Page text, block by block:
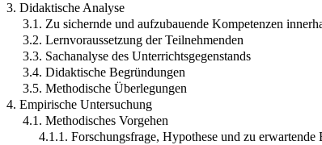
3. Didaktische Analyse
3.1. Zu sichernde und aufzubauende Kompetenzen
3.2. Lernvoraussetzung der Teilnehmenden
3.3. Sachanalyse des Unterrichtsgegenstands
3.4. Didaktische Begründungen
3.5. Methodische Überlegungen
4. Empirische Untersuchung
4.1. Methodisches Vorgehen
4.1.1. Forschungsfrage, Hypothese und zu erwartende